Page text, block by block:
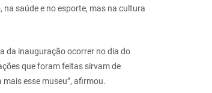
saúde e no esporte, mas na cultura
da inauguração ocorrer no dia do
que foram feitas sirvam de
esse museu”, afirmou.